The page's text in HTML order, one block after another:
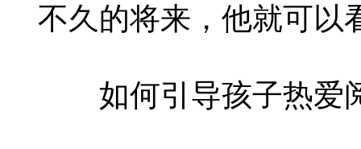
不久的将来，他就可以
如何引导孩子热爱